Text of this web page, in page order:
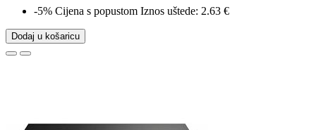
-5% Cijena s popustom Iznos uštede: 2.63 €
Dodaj u košaricu